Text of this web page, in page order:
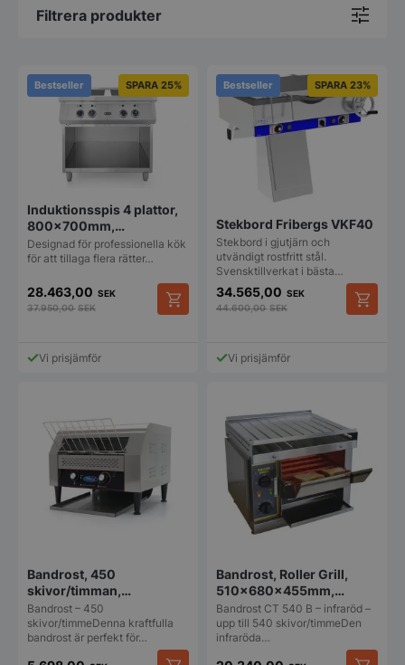
Filtrera produkter
Bestseller SPARA 25%
Induktionsspis 4 plattor,
800x700mm,
400V/17kW
Designad för professionella kök
för att tillaga flera rätter…
28.463,00 SEK
37.950,00SEK
Vi prisjämför
Bestseller SPARA 23%
Stekbord Fribergs VKF40
Stekbord i gjutjärn och
utvändigt rostfritt stål.
Svensktillverkat i bästa…
34.565,00 SEK
44.600,00SEK
Vi prisjämför
Bandrost, 450
skivor/timman,
500x740x430mm,
230V/2,6kW
Bandrost – 450
skivor/timmeDenna kraftfulla
bandrost är perfekt för…
Bandrost, Roller Grill,
510x680x455mm,
230V/2,65kW
Bandrost CT 540 B – infraröd –
upp till 540 skivor/timmeDen
infraröda…